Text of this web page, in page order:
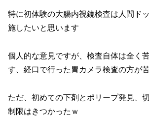
特に初体験の大腸内視鏡検査は人間ド
施したいと思います
個人的な意見ですが、検査自体は全く
す、経口で行った胃カメラ検査の方が
ただ、初めての下剤とポリープ発見、
制限はきつかったｗ